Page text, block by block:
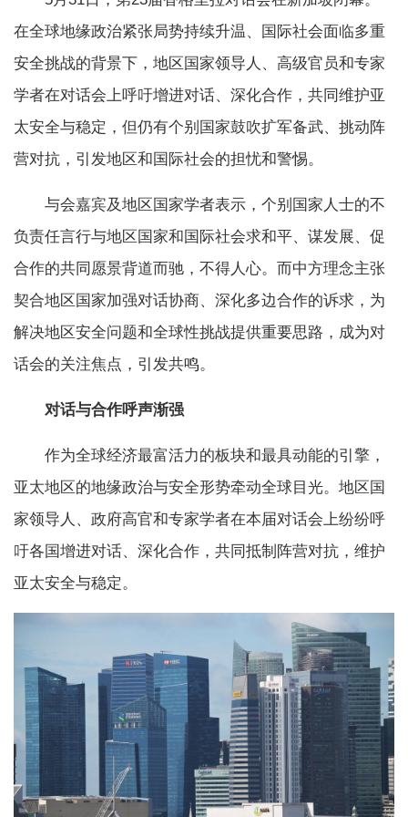
在全球地缘政治紧张局势持续升温、国际社会面临多重
安全挑战的背景下，地区国家领导人、高级官员和专家
学者在对话会上呼吁增进对话、深化合作，共同维护亚
太安全与稳定，但仍有个别国家鼓吹扩军备武、挑动阵
营对抗，引发地区和国际社会的担忧和警惕。
与会嘉宾及地区国家学者表示，个别国家人士的不
负责任言行与地区国家和国际社会求和平、谋发展、促
合作的共同愿景背道而驰，不得人心。而中方理念主张
契合地区国家加强对话协商、深化多边合作的诉求，为
解决地区安全问题和全球性挑战提供重要思路，成为对
话会的关注焦点，引发共鸣。
对话与合作呼声渐强
作为全球经济最富活力的板块和最具动能的引擎，
亚太地区的地缘政治与安全形势牵动全球目光。地区国
家领导人、政府高官和专家学者在本届对话会上纷纷呼
吁各国增进对话、深化合作，共同抵制阵营对抗，维护
亚太安全与稳定。